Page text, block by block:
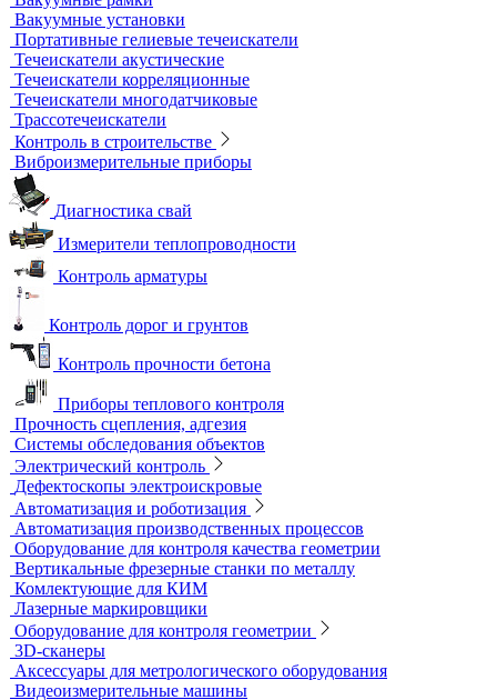
Блескомеры, колориметры
Контроль герметичности
Вакуумные рамки
Вакуумные установки
Портативные гелиевые течеискатели
Течеискатели акустические
Течеискатели корреляционные
Течеискатели многодатчиковые
Трассотечеискатели
Контроль в строительстве
Виброизмерительные приборы
Диагностика свай
Контроль арматуры
Контроль прочности бетона
Приборы теплового контроля
Прочность сцепления, адгезия
Системы обследования объектов
Электрический контроль
Дефектоскопы электроискровые
Автоматизация и роботизация
Автоматизация производственных процессов
Оборудование для контроля качества геометрии
Вертикальные фрезерные станки по металлу
Комлектующие для КИМ
Лазерные маркировщики
Оборудование для контроля геометрии